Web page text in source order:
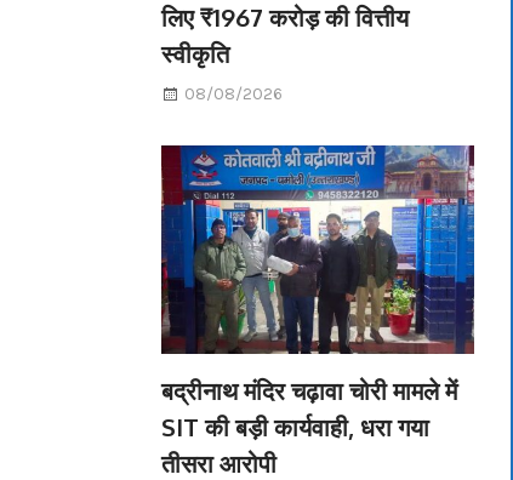
लिए ₹1967 करोड़ की वित्तीय
स्वीकृति
08/08/2026
बद्रीनाथ मंदिर चढ़ावा चोरी मामले में
SIT की बड़ी कार्यवाही, धरा गया
तीसरा आरोपी